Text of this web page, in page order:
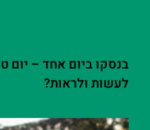
בנסקו ביום אחד – יום
לעשות ולראות?